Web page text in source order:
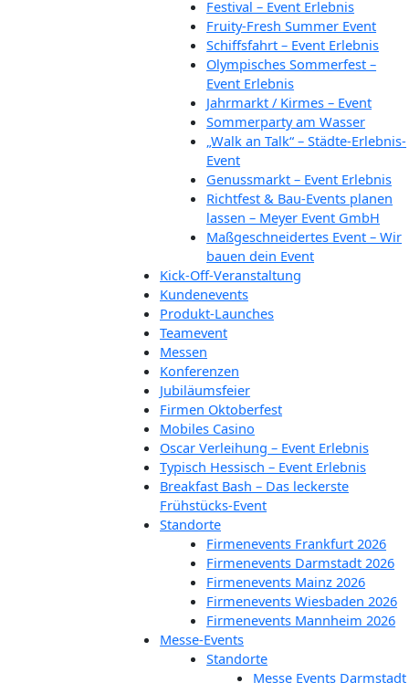
Festival – Event Erlebnis
Fruity-Fresh Summer Event
Schiffsfahrt – Event Erlebnis
Olympisches Sommerfest –
Event Erlebnis
Jahrmarkt / Kirmes – Event
Sommerparty am Wasser
„Walk an Talk“ – Städte-Erlebnis-
Event
Genussmarkt – Event Erlebnis
Richtfest & Bau-Events planen
lassen – Meyer Event GmbH
Maßgeschneidertes Event – Wir
bauen dein Event
Kick-Off-Veranstaltung
Kundenevents
Produkt-Launches
Teamevent
Messen
Konferenzen
Jubiläumsfeier
Firmen Oktoberfest
Mobiles Casino
Oscar Verleihung – Event Erlebnis
Typisch Hessisch – Event Erlebnis
Breakfast Bash – Das leckerste
Frühstücks-Event
Standorte
Firmenevents Frankfurt 2026
Firmenevents Darmstadt 2026
Firmenevents Mainz 2026
Firmenevents Wiesbaden 2026
Firmenevents Mannheim 2026
Messe-Events
Standorte
Messe Events Darmstadt